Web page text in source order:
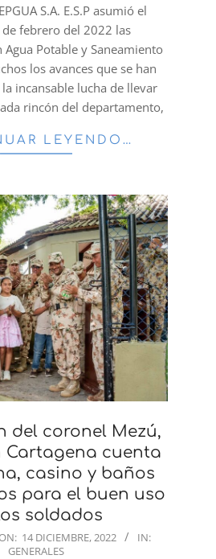
S.A. E.S.P asumió el
febrero del 2022 las
Agua Potable y Saneamiento
los avances que se han
incansable lucha de llevar
rincón del departamento,
LEYENDO…
del coronel Mezú,
Cartagena cuenta
casino y baños
para el buen uso
soldados
ON: 14 DICIEMBRE, 2022
IN:
GENERALES